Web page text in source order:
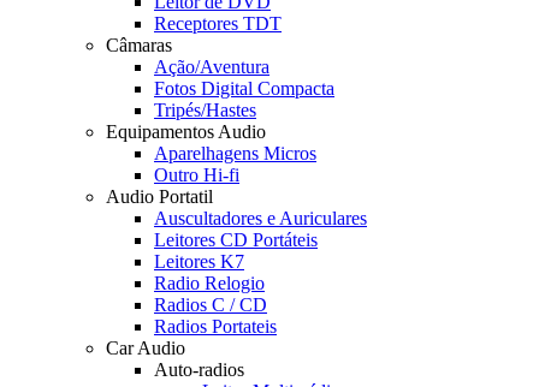
Receptores TDT
Câmaras
Ação/Aventura
Fotos Digital Compacta
Tripés/Hastes
Equipamentos Audio
Aparelhagens Micros
Outro Hi-fi
Audio Portatil
Auscultadores e Auriculares
Leitores CD Portáteis
Leitores K7
Radio Relogio
Radios C / CD
Radios Portateis
Car Audio
Auto-radios